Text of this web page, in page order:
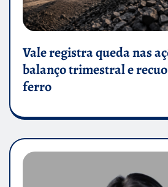
Vale registra queda nas
balanço trimestral e
ferro